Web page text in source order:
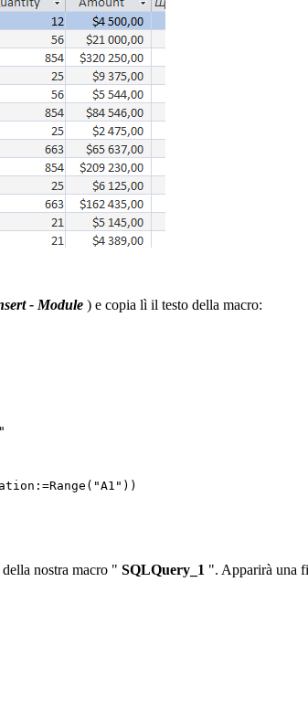
- Module ) e copia lì il testo della macro:
nostra macro " SQLQuery_1 ". Apparirà una